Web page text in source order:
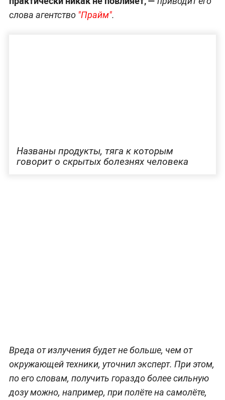
слова агентство "Прайм".
Названы продукты, тяга к которым
говорит о скрытых болезнях человека
Вреда от излучения будет не больше, чем от
окружающей техники, уточнил эксперт. При этом,
по его словам, получить гораздо более сильную
дозу можно, например, при полёте на самолёте,